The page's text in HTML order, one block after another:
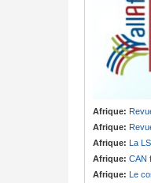
Afrique:
Afrique:
Afrique: La LSF
Afrique: CAN
Afrique: Le